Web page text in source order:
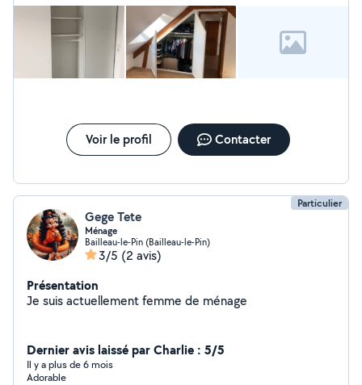
sérieux et minutieux.
Voir le profil Contacter
Particulier
Gege Tete
Ménage
Bailleau-le-Pin (Bailleau-le-Pin)
3/5 (2 avis)
Présentation
Je suis actuellement femme de ménage
Dernier avis laissé par Charlie : 5/5
Il y a plus de 6 mois
Adorable